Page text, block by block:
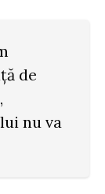
de
nu va